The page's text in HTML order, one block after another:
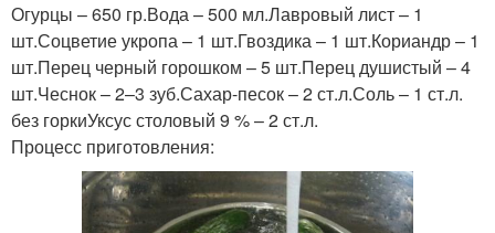
Огурцы – 650 гр.Вода – 500 мл.Лавровый лист – 1
шт.Соцветие укропа – 1 шт.Гвоздика – 1 шт.Кориандр – 1
шт.Перец черный горошком – 5 шт.Перец душистый – 4
шт.Чеснок – 2–3 зуб.Сахар-песок – 2 ст.л.Соль – 1 ст.л.
без горкиУксус столовый 9 % – 2 ст.л.
Процесс приготовления: